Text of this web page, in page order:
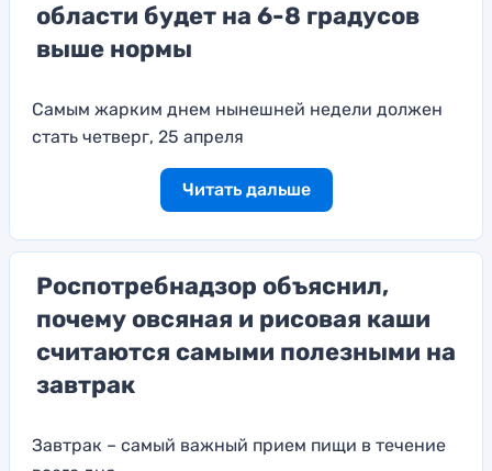
области будет на 6-8 градусов
выше нормы
Самым жарким днем нынешней недели должен
стать четверг, 25 апреля
Читать дальше
Роспотребнадзор объяснил,
почему овсяная и рисовая каши
считаются самыми полезными на
завтрак
Завтрак – самый важный прием пищи в течение